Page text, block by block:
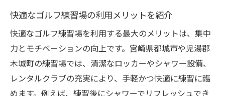
地域特性を活かしたゴルフ練習場活用術
ゴルフ練習場の設備が充実している理由とは
ゴルフ練習場の最新設備が選ばれる理由
利用者目線で進化するゴルフ練習場設備
快適なゴルフ練習場が提供するサービス例
快適なゴルフ練習場の利用メリットを紹介
快適なゴルフ練習場を利用する最大のメリットは、集中
力とモチベーションの向上です。宮崎県都城市や児湯郡
木城町の練習場では、清潔なロッカーやシャワー設備、
レンタルクラブの充実により、手軽かつ快適に練習に臨